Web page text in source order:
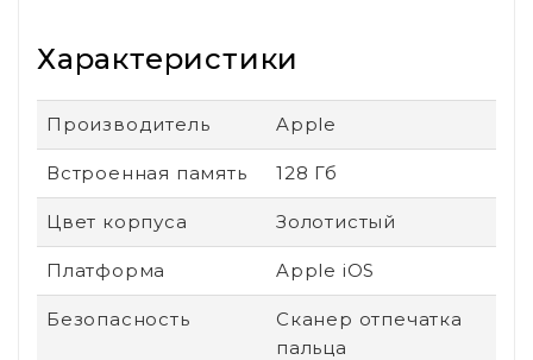
Характеристики
Производитель Apple
Встроенная память 128 Гб
Цвет корпуса Золотистый
Платформа Apple iOS
Безопасность
Сканер отпечатка
пальца